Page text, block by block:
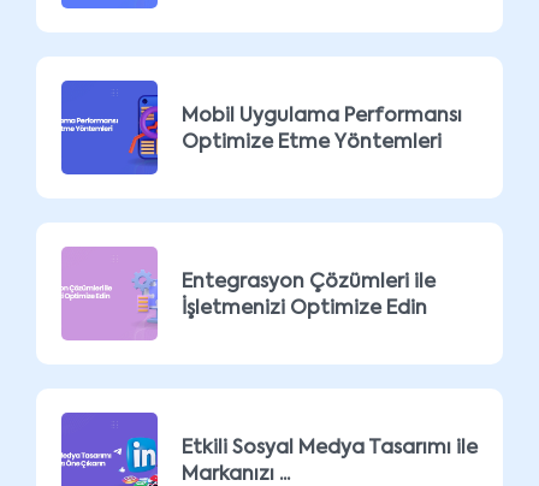
Mobil Uygulama Performansı
Optimize Etme Yöntemleri
Entegrasyon Çözümleri ile
İşletmenizi Optimize Edin
Etkili Sosyal Medya Tasarımı ile
Markanızı ...